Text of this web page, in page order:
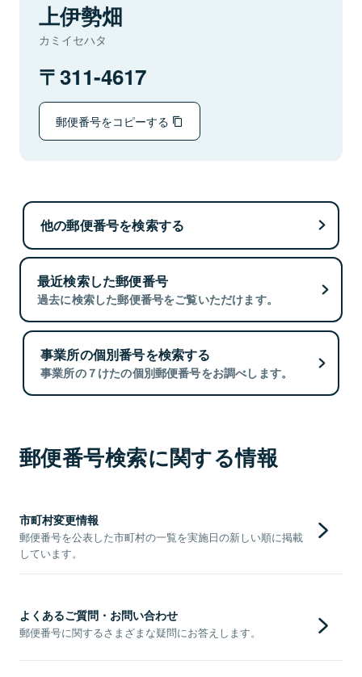
上伊勢畑
カミイセハタ
311-4617
郵便番号をコピーする
他の郵便番号を検索する
最近検索した郵便番号
過去に検索した郵便番号をご覧いただけます。
事業所の個別番号を検索する
事業所の７けたの個別郵便番号をお調べします。
郵便番号検索に関する情報
市町村変更情報
郵便番号を公表した市町村の一覧を実施日の新しい順に掲載
しています。
よくあるご質問・お問い合わせ
郵便番号に関するさまざまな疑問にお答えします。